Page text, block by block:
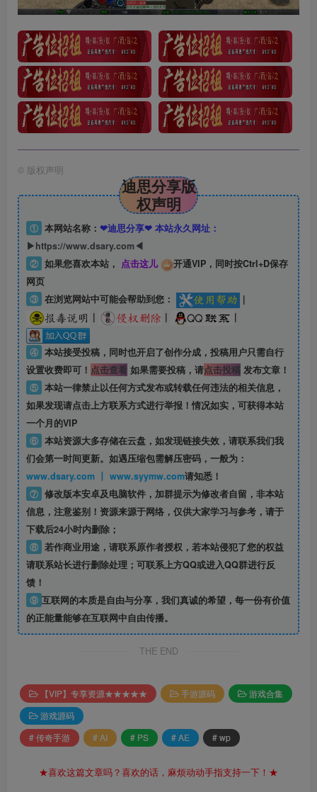
© 版权声明
迪思分享版
权声明
① 本网站名称： ❤迪思分享❤ 本站永久网址：
▶https://www.dsary.com◀
② 如果您喜欢本站， 点击这儿
开通VIP，同时按Ctrl+D保存
网页
③ 在浏览网站中可能会帮助到您：
|
|
| |
④ 本站接受投稿，同时也开启了创作分成，投稿用户只需自行
设置收费即可！ 点击查看如果需要投稿，请点击投稿发布文章！
⑤ 本站一律禁止以任何方式发布或转载任何违法的相关信息，
如果发现请点击上方联系方式进行举报！情况如实，可获得本站
一个月的VIP
⑥ 本站资源大多存储在云盘，如发现链接失效，请联系我们我
们会第一时间更新。如遇压缩包需解压密码，一般为：
www.dsary.com 丨 www.syymw.com请知悉！
⑦ 修改版本安卓及电脑软件，加群提示为修改者自留， 非本站
信息，注意鉴别！资源来源于网络，仅供大家学习与参考，请于
下载后24小时内删除；
⑧ 若作商业用途，请联系原作者授权，若本站侵犯了您的权益
请联系站长进行删除处理；可联系上方QQ或进入QQ群进行反
馈！
⑨ 互联网的本质是自由与分享，我们真诚的希望，每一份有价值
的正能量能够在互联网中自由传播。
THE END
【VIP】专享资源★★★★★ 手游源码
游戏合集
游戏源码
# 传奇手游
# AI # PS # AE # wp
★喜欢这篇文章吗？喜欢的话，麻烦动动手指支持一下！★